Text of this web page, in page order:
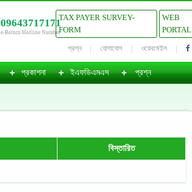
09643717171
e-Return Hotline Number
TAX PAYER SURVEY-
FORM
WEB
PORTAL
প্রশ্ন যোগাযোগ ওয়েবমেইল
প্রকাশনা ইএফডিএমএস প্রশ্ন
বিস্তারিত